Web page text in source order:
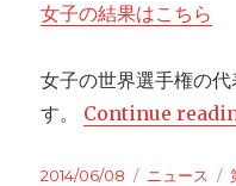
女子の結果はこちら
女子の世界選手権の
す。 Continue
Posted
2014/06/08 Categories
ニュース